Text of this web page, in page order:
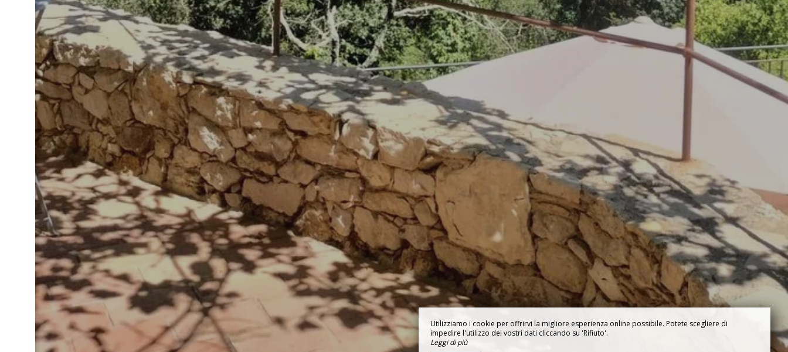
Utilizziamo i cookie per offrirvi la migliore esperienza online possibile. Potete scegliere di
impedire l'utilizzo dei vostri dati cliccando su 'Rifiuto'.
Leggi di più